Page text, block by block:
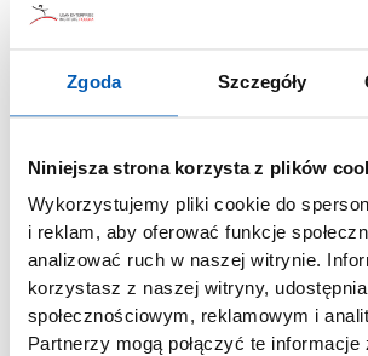
Zgoda Szczegóły
Niniejsza strona korzysta z plików
Wykorzystujemy pliki cookie do
i reklam, aby oferować funkcje
analizować ruch w naszej witrynie.
korzystasz z naszej witryny,
społecznościowym, reklamowym i
Partnerzy mogą połączyć te
Książki i podręczniki Lean
Dodaj do koszyka